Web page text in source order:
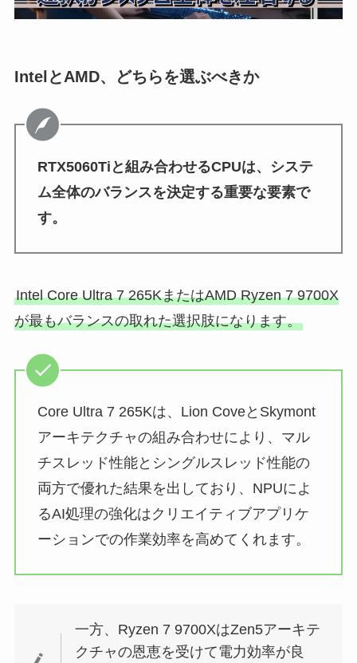
IntelとAMD、どちらを選ぶべきか
RTX5060Tiと組み合わせるCPUは、システ
ム全体のバランスを決定する重要な要素で
す。
Intel Core Ultra 7 265KまたはAMD Ryzen 7 9700X
が最もバランスの取れた選択肢になります。
Core Ultra 7 265Kは、Lion CoveとSkymont
アーキテクチャの組み合わせにより、マル
チスレッド性能とシングルスレッド性能の
両方で優れた結果を出しており、NPUによ
るAI処理の強化はクリエイティブアプリケ
ーションでの作業効率を高めてくれます。
一方、Ryzen 7 9700XはZen5アーキテ
クチャの恩恵を受けて電力効率が良